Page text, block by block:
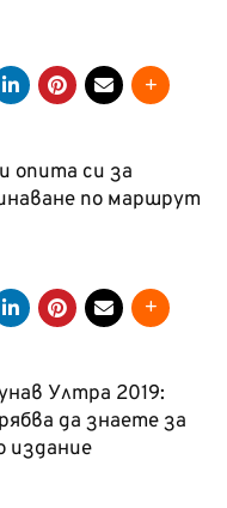
опита си за
по маршрут
Ултра 2019:
да знаете за
издание